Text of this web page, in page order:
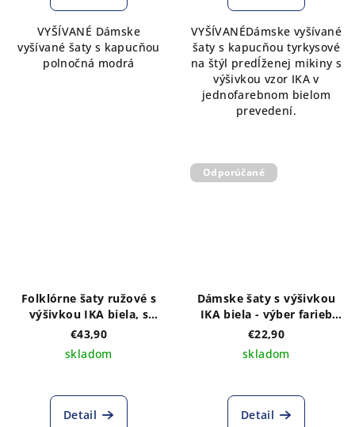
VYŠÍVANÉ Dámske
vyšívané šaty s kapucňou
polnočná modrá
VYŠÍVANÉDámske vyšívané
šaty s kapucňou tyrkysové
na štýl predĺženej mikiny s
výšivkou vzor IKA v
jednofarebnom bielom
prevedení.
Folklórne šaty ružové s
výšivkou IKA biela, s
kapucňou
€43,90
skladom
Detail
Odporúčané
Dámske šaty s výšivkou
IKA biela - výber farieb
šiat
€22,90
skladom
Detail